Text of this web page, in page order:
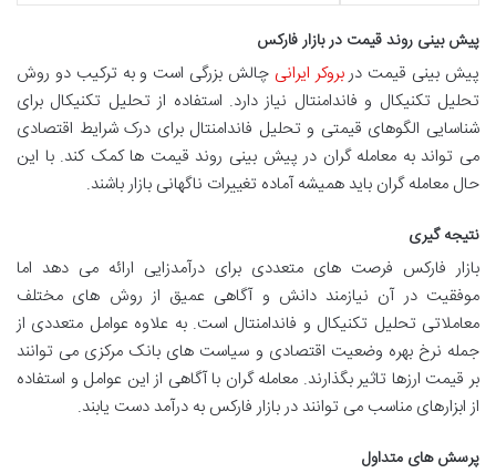
پیش بینی روند قیمت در بازار فارکس
پیش بینی قیمت دربروکر ایرانی چالش بزرگی است و به ترکیب دو روش
تحلیل تکنیکال و فاندامنتال نیاز دارد. استفاده از تحلیل تکنیکال برای
شناسایی الگوهای قیمتی و تحلیل فاندامنتال برای درک شرایط اقتصادی
می تواند به معامله گران در پیش بینی روند قیمت ها کمک کند. با این
حال معامله گران باید همیشه آماده تغییرات ناگهانی بازار باشند.
نتیجه گیری
بازار فارکس فرصت های متعددی برای درآمدزایی ارائه می دهد اما
موفقیت در آن نیازمند دانش و آگاهی عمیق از روش های مختلف
معاملاتی تحلیل تکنیکال و فاندامنتال است. به علاوه عوامل متعددی از
جمله نرخ بهره وضعیت اقتصادی و سیاست های بانک مرکزی می توانند
بر قیمت ارزها تاثیر بگذارند. معامله گران با آگاهی از این عوامل و استفاده
از ابزارهای مناسب می توانند در بازار فارکس به درآمد دست یابند.
پرسش های متداول